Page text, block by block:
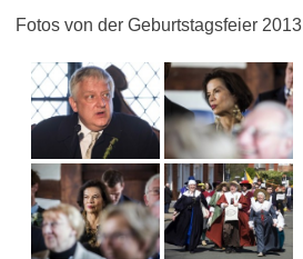
Fotos von der Geburtstagsfeier 2013